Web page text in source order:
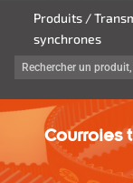
Produits/
synchrones
Courroies